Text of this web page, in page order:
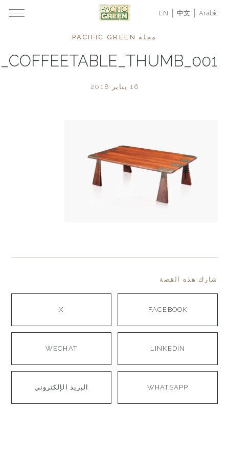
EN 中文 Arabic
مجلة PACIFIC GREEN
001_VERITE_COFFEETABLE_THUMB
16 يناير 2018
شارك هذه القصة
FACEBOOK
X
LINKEDIN
WECHAT
WHATSAPP البريد الإلكتروني